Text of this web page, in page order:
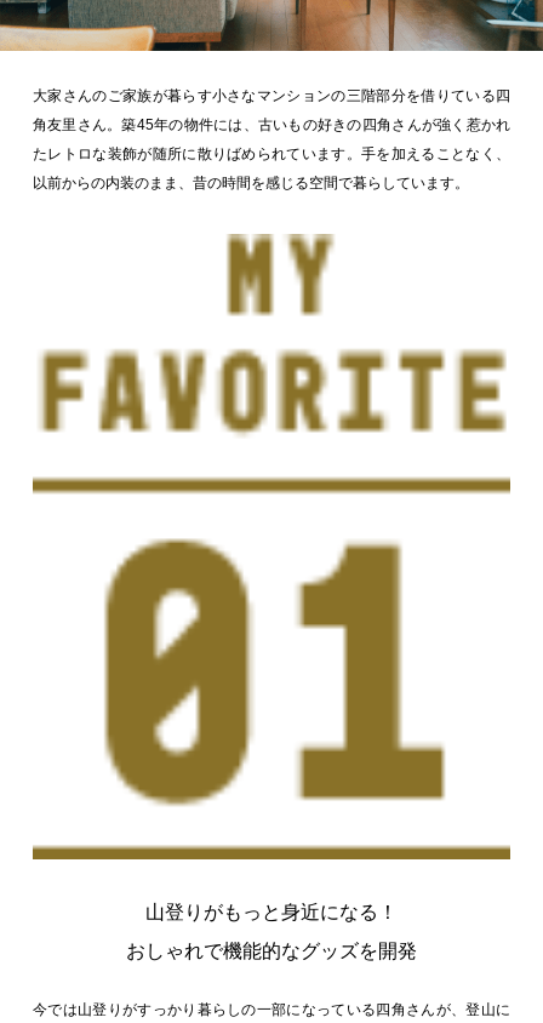
大家さんのご家族が暮らす小さなマンションの三階部分を借りている四
角友里さん。築45年の物件には、古いもの好きの四角さんが強く惹かれ
たレトロな装飾が随所に散りばめられています。手を加えることなく、
以前からの内装のまま、昔の時間を感じる空間で暮らしています。
山登りがもっと身近になる！
おしゃれで機能的なグッズを開発
今では山登りがすっかり暮らしの一部になっている四角さんが、登山に